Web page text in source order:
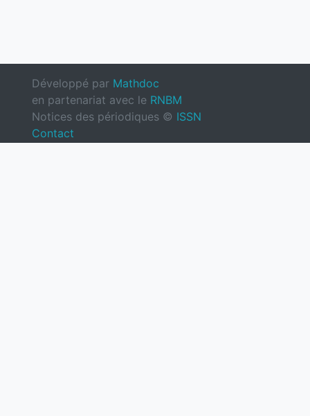
Développé par Mathdoc
en partenariat avec le RNBM
Notices des périodiques © ISSN
Contact